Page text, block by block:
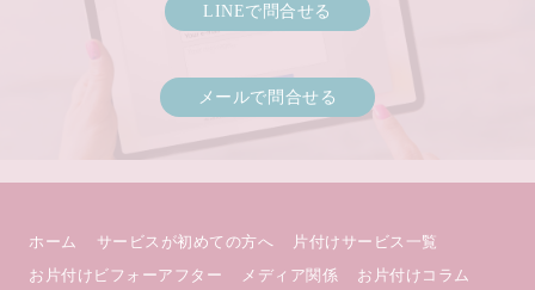
LINEで問合せる
メールで問合せる
ホーム サービスが初めての方へ
片付けサービス一覧
お片付けビフォーアフター
メディア関係 お片付けコラム